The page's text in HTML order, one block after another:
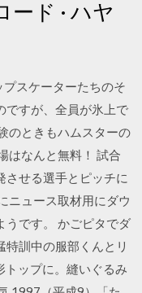
ード · ハヤ
スケーターたちのそ
ですが、全員が氷上で
のときもハムスターの
はなんと無料！ 試合
させる選手とピッチに
ニュース取材用にダウ
うです。 かごピタでダ
訓中の服部くんとリ
トップに。縫いぐるみ